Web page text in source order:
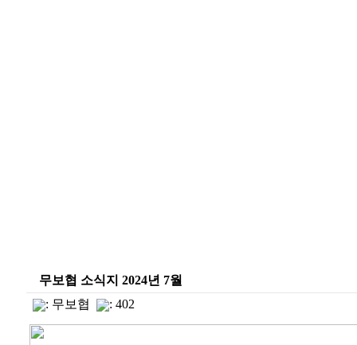
무보협 소식지 2024년 7월
: 무보협 : 402